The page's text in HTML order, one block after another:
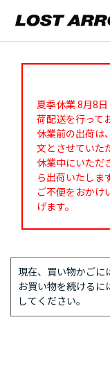
夏季休業 8月8
荷配送を行って
休業前の出荷は
文とさせていた
休業中にいただ
ら出荷いたしま
ご不便をおかけ
げます。
現在、買い物かごに
お買い物を続けるに
してください。